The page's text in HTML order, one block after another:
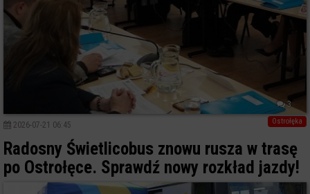
3
Ostrołęka
2026-07-21 06:45
Radosny Świetlicobus znowu rusza w trasę
po Ostrołęce. Sprawdź nowy rozkład jazdy!